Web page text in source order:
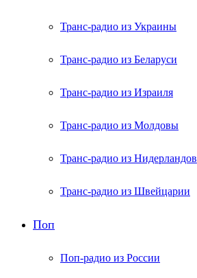
Транс-радио из Украины
Транс-радио из Беларуси
Транс-радио из Израиля
Транс-радио из Молдовы
Транс-радио из Нидерландов
Транс-радио из Швейцарии
Поп
Поп-радио из России